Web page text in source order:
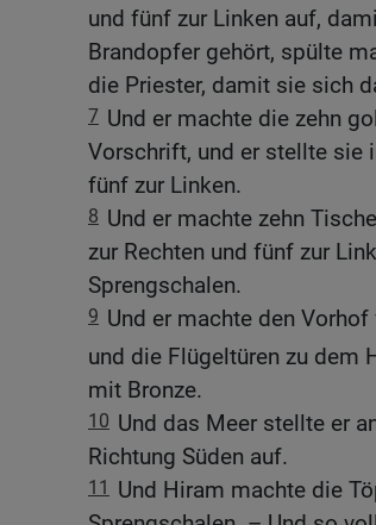
und fünf zur Linken auf,
Brandopfer gehört, spülte
die Priester, damit sie sich
7 Und er machte die zehn
Vorschrift, und er stellte sie
fünf zur Linken.
8 Und er machte zehn
zur Rechten und fünf zur
Sprengschalen.
9 Und er machte den
und die Flügeltüren zu dem
mit Bronze.
10 Und das Meer stellte er
Richtung Süden auf.
11 Und Hiram machte die